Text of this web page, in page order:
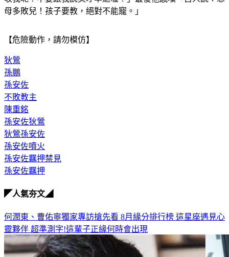
母多敗兒！孩子要教，絕對不能寵。」
【危險動作，請勿模仿】
狄鶯
孫鵬
孫安佐
不敗教主
陳重銘
孫安佐狄鶯
狄鶯孫安佐
孫安佐噴火
孫安佐羈押禁見
孫安佐羈押
◤人氣夯文◢
何潤東、曹佑寧獨家專訪搶先看 8月緣分排行榜 這星座遇見心
靈夥伴 超準測字!這輩子正緣何時會出現